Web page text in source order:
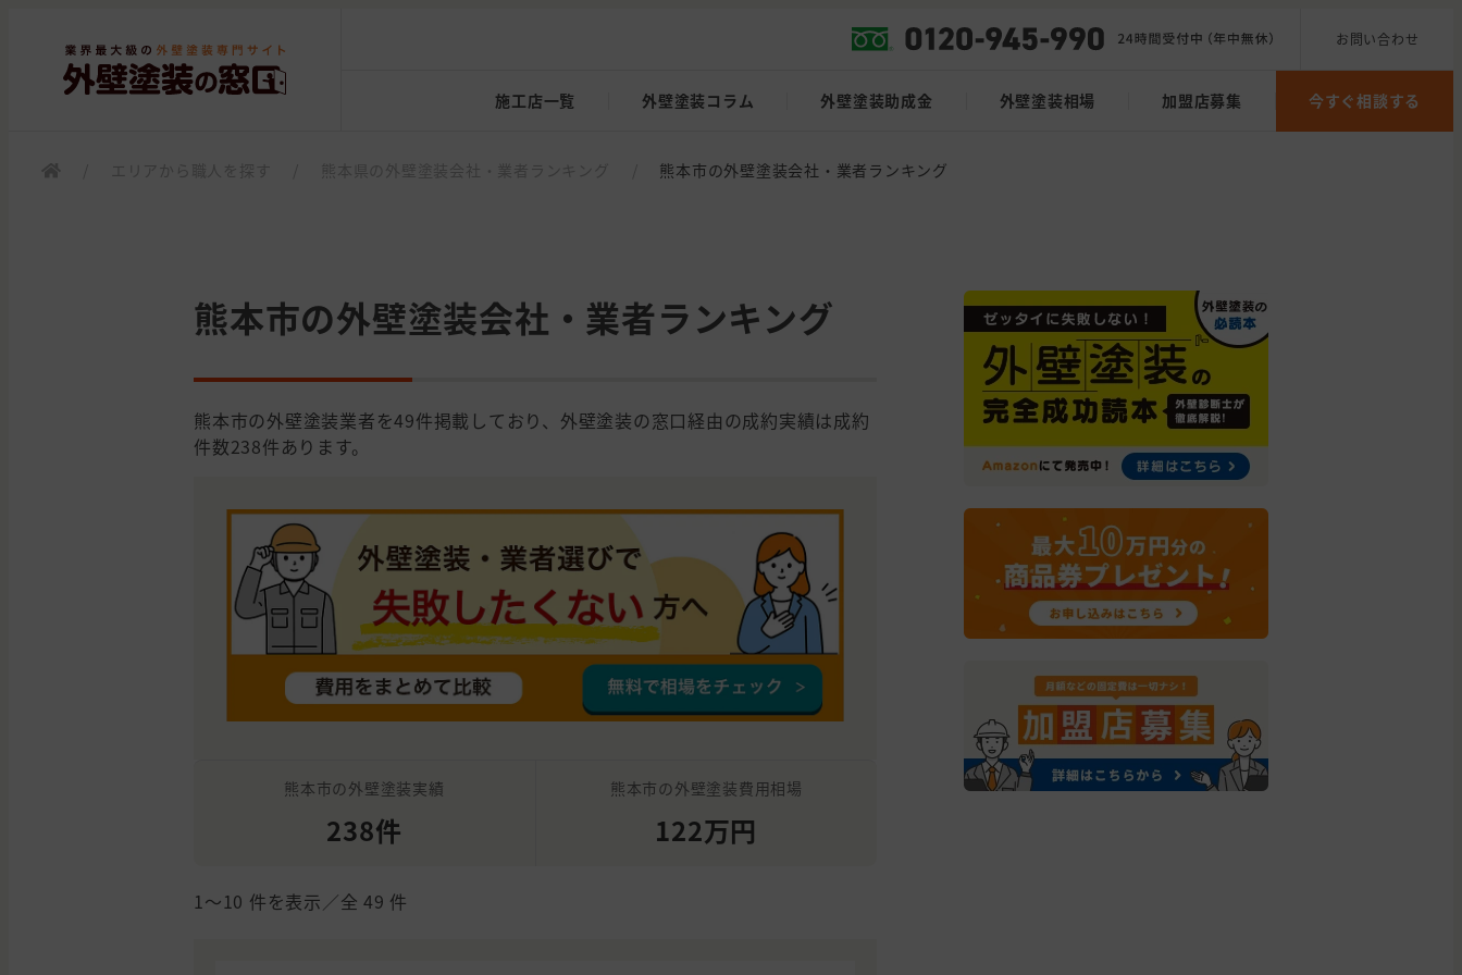
お問い合わせ
施工店一覧 外壁塗装コラム 外壁塗装助成金 外壁塗装相場 加盟店募集 今すぐ相談する
熊本市の外壁塗装会社・業者ランキング
熊本市の外壁塗装会社・業者ランキング
熊本市の外壁塗装業者を49件掲載しており、外壁塗装の窓口経由の成約実績は成約
件数238件あります。
熊本市の外壁塗装実績
238件
熊本市の外壁塗装費用相場
122万円
1〜10 件を表示／全 49 件